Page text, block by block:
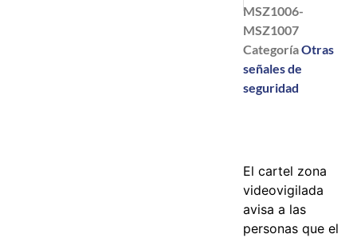
MSZ1006-
MSZ1007
CategoríaOtras
señales de
seguridad
El cartel zona
videovigilada
avisa a las
personas que el